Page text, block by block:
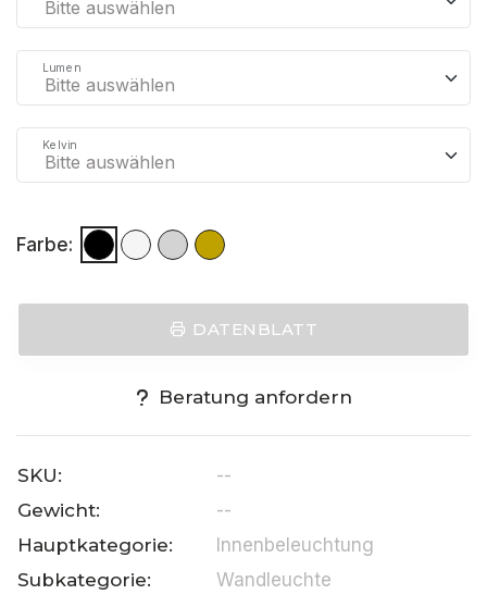
Lumen
Kelvin
Farbe:
DATENBLATT
Beratung anfordern
SKU:
--
Gewicht:
--
Hauptkategorie:
Innenbeleuchtung
Subkategorie:
Wandleuchte